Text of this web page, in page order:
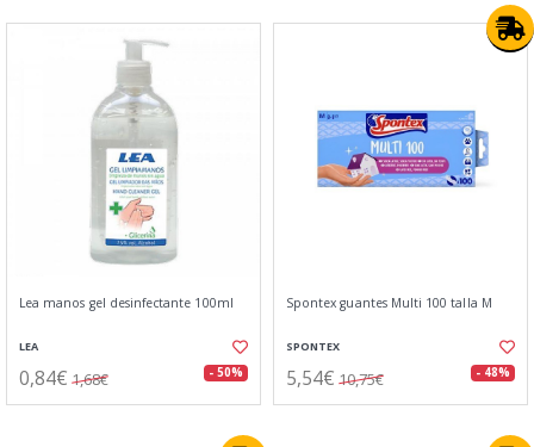
Lea manos gel desinfectante 100ml
LEA
0,84€ 1,68€ - 50%
Spontex guantes Multi 100 talla M
SPONTEX
5,54€ 10,75€ - 48%